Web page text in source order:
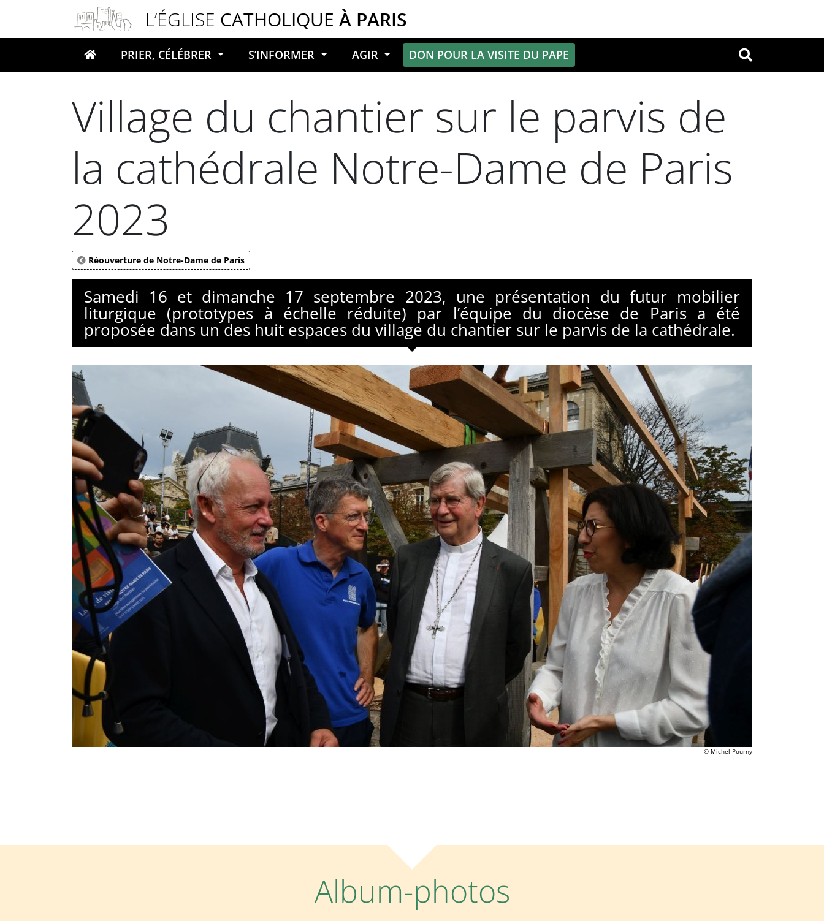
L’ÉGLISE CATHOLIQUE À PARIS
Votre recherche OK
PRIER, CÉLÉBRER S’INFORMER AGIR DON POUR LA VISITE DU PAPE
Village du chantier sur le parvis de
la cathédrale Notre-Dame de Paris
2023
Réouverture de Notre-Dame de Paris
Samedi 16 et dimanche 17 septembre 2023, une présentation du futur mobilier
liturgique (prototypes à échelle réduite) par l’équipe du diocèse de Paris a été
proposée dans un des huit espaces du village du chantier sur le parvis de la cathédrale.
© Michel Pourny
Album-photos
Panneau de gestion des cookies